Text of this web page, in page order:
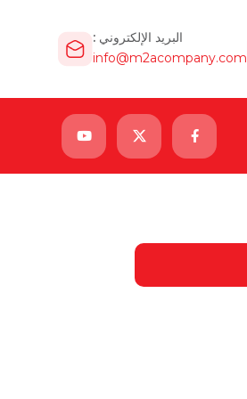
البريد الإلكتروني :
info@m2acompany.com